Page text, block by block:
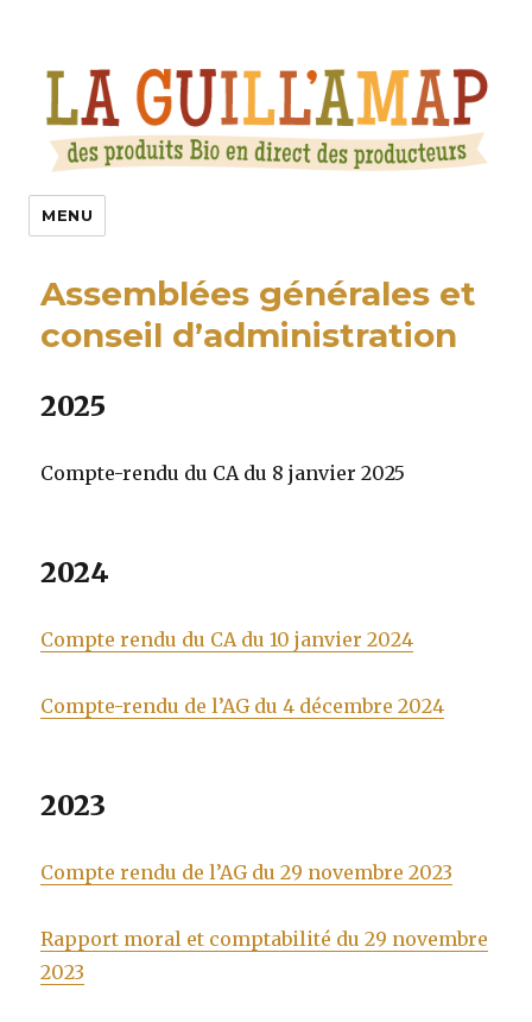
La Guill’Amap
MENU
Assemblées générales et
conseil d’administration
2025
Compte-rendu du CA du 8 janvier 2025
2024
Compte rendu du CA du 10 janvier 2024
Compte-rendu de l’AG du 4 décembre 2024
2023
Compte rendu de l’AG du 29 novembre 2023
Rapport moral et comptabilité du 29 novembre
2023